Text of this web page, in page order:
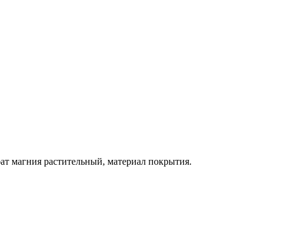
магния растительный, материал покрытия.